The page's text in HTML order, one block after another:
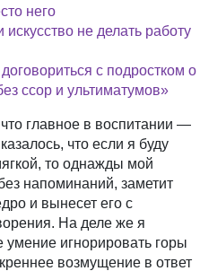
него
не делать работу
с подростком о
ссор и ультиматумов»
главное в воспитании —
что если я буду
то однажды мой
напоминаний, заметит
и вынесет его с
На деле же я
игнорировать горы
возмущение в ответ